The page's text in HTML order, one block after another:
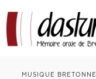
MUSIQUE